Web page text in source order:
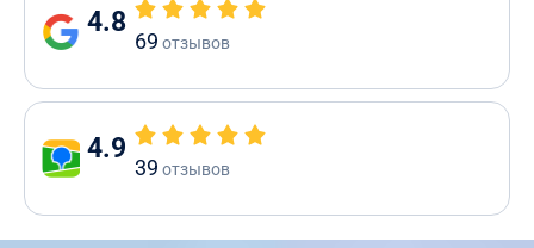
4.8
69 отзывов
4.9
39 отзывов